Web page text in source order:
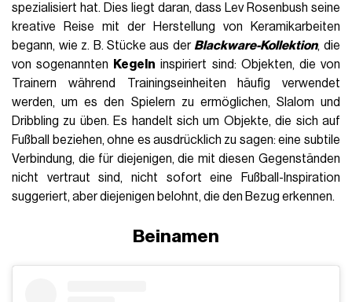
spezialisiert hat. Dies liegt daran, dass Lev Rosenbush seine
kreative Reise mit der Herstellung von Keramikarbeiten
begann, wie z. B. Stücke aus der Blackware-Kollektion, die
von sogenannten
Kegeln inspiriert sind: Objekten, die von
Trainern während Trainingseinheiten häufig verwendet
werden, um es den Spielern zu ermöglichen, Slalom und
Dribbling zu üben. Es handelt sich um Objekte, die sich auf
Fußball beziehen, ohne es ausdrücklich zu sagen: eine subtile
Verbindung, die für diejenigen, die mit diesen Gegenständen
nicht vertraut sind, nicht sofort eine Fußball-Inspiration
suggeriert, aber diejenigen belohnt, die den Bezug erkennen.
Beinamen